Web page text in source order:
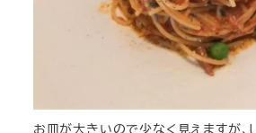
お皿が大きいので少なく見えますが、